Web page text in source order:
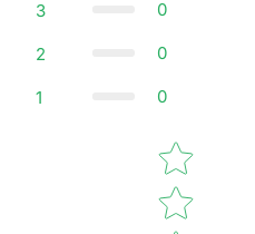
3 0
2 0
1 0
Star rating